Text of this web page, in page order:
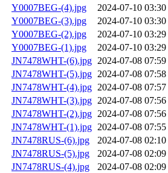
Y0007BEG-(4).jpg
2024-07-10 03:30
Y0007BEG-(3).jpg
2024-07-10 03:30
Y0007BEG-(2).jpg
2024-07-10 03:29
Y0007BEG-(1).jpg
2024-07-10 03:29
JN7478WHT-(6).jpg 2024-07-08 07:59
JN7478WHT-(5).jpg 2024-07-08 07:58
JN7478WHT-(4).jpg 2024-07-08 07:57
JN7478WHT-(3).jpg 2024-07-08 07:56
JN7478WHT-(2).jpg 2024-07-08 07:56
JN7478WHT-(1).jpg 2024-07-08 07:55
JN7478RUS-(6).jpg
2024-07-08 02:10
JN7478RUS-(5).jpg
2024-07-08 02:09
JN7478RUS-(4).jpg
2024-07-08 02:09